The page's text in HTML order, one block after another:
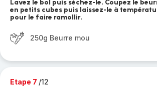
Lavez le bol puis séchez-le. Coupez le
en petits cubes puis laissez-le à
pour le faire ramollir.
250g Beurre mou
Etape 7 /12